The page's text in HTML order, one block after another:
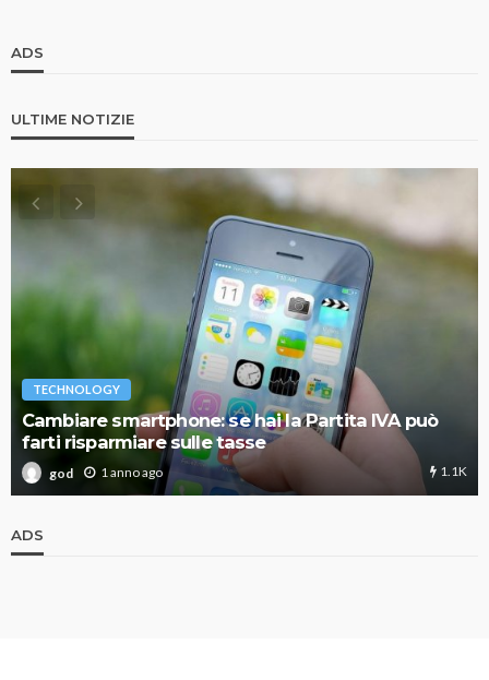
ADS
ULTIME NOTIZIE
TECHNOLOGY
Cambiare smartphone: se hai la Partita IVA può
farti risparmiare sulle tasse
god 1 anno ago 1.1K
ADS